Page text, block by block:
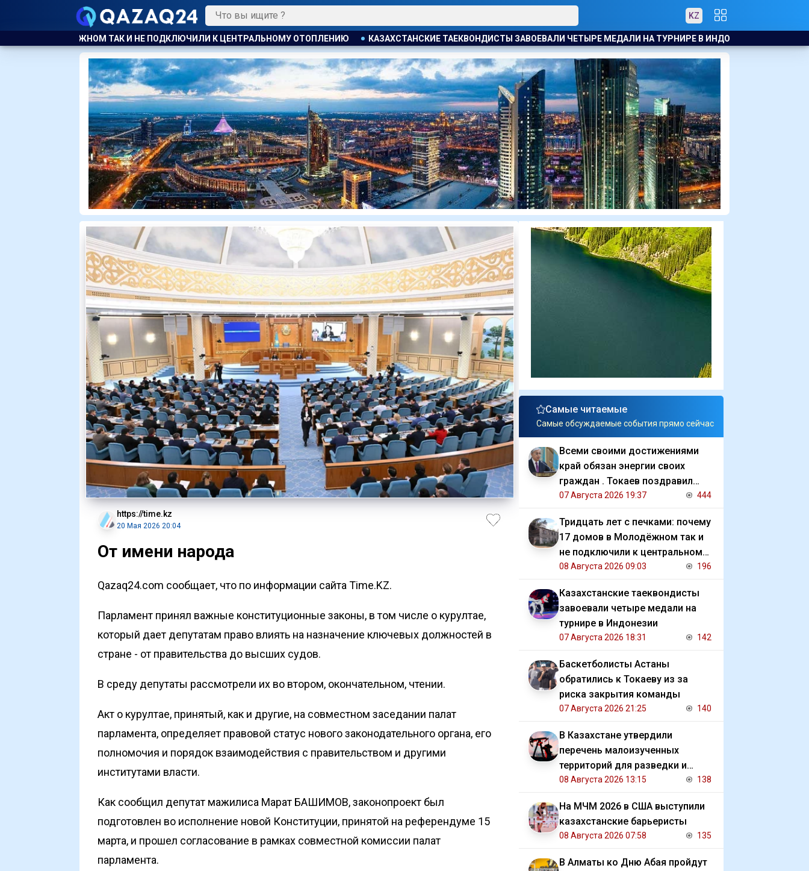
KZ
К ЦЕНТРАЛЬНОМУ ОТОПЛЕНИЮ КАЗАХСТАНСКИЕ ТАЕКВОНДИСТЫ ЗАВОЕВАЛИ ЧЕТЫРЕ МЕДАЛИ НА ТУРНИРЕ В ИНДОНЕЗИИ БАСКЕТБОЛИСТЫ АСТАНЫ ОБРАТИЛИСЬ К
https://time.kz
20 Мая 2026 20:04
От имени народа
Qazaq24.com сообщает, что по информации сайта Time.KZ.
Парламент принял важные конституционные законы, в том числе о курултае,
который дает депутатам право влиять на назначение ключевых должностей в
стране - от правительства до высших судов.
В среду депутаты рассмотрели их во втором, окончательном, чтении.
Акт о курултае, принятый, как и другие, на совместном заседании палат
парламента, определяет правовой статус нового законодательного органа, его
полномочия и порядок взаимодействия с правительством и другими
институтами власти.
Как сообщил депутат мажилиса Марат БАШИМОВ, законопроект был
подготовлен во исполнение новой Конституции, принятой на референдуме 15
марта, и прошел согласование в рамках совместной комиссии палат
парламента.
Самые читаемые
Самые обсуждаемые события прямо сейчас
Всеми своими достижениями
край обязан энергии своих
граждан . Токаев поздравил
жителей СКО с 90 летием
07 Августа 2026 19:37 444
Тридцать лет с печками: почему
17 домов в Молодёжном так и
не подключили к центральному
отоплению
08 Августа 2026 09:03 196
Казахстанские таеквондисты
завоевали четыре медали на
турнире в Индонезии
07 Августа 2026 18:31 142
Баскетболисты Астаны
обратились к Токаеву из за
риска закрытия команды
07 Августа 2026 21:25 140
В Казахстане утвердили
перечень малоизученных
территорий для разведки и
добычи углеводородов
08 Августа 2026 13:15 138
На МЧМ 2026 в США выступили
казахстанские барьеристы
08 Августа 2026 07:58 135
В Алматы ко Дню Абая пройдут